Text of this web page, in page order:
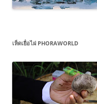
เห็ดเยื่อไผ่ PHORAWORLD